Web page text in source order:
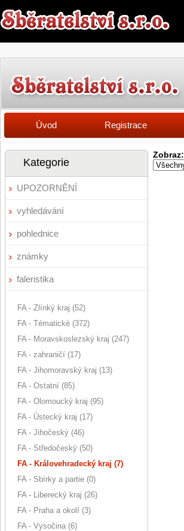
Úvod Registrace
Kategorie
UPOZORNĚNÍ
vyhledávání
pohlednice
známky
faleristika
FA - Zlínký kraj (52)
FA - Tématické (372)
FA - Moravskoslezský kraj (247)
FA - zahraničí (17)
FA - Jihomoravský kraj (13)
FA - Ostatní (85)
FA - Olomoucký kraj (95)
FA - Ústecký kraj (17)
FA - Jihočeský (46)
FA - Středočeský (50)
FA - Královehradecký kraj (7)
FA - Sbírky a partie (0)
FA - Liberecký kraj (26)
FA - Praha a okolí (3)
FA - Vysočina (6)
Zobraz: